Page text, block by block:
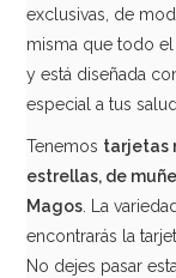
exclusivas, de
misma que todo el
y está diseñada
especial a tus
Tenemos tarjetas
estrellas, de
Magos. La
encontrarás la
No dejes pasar